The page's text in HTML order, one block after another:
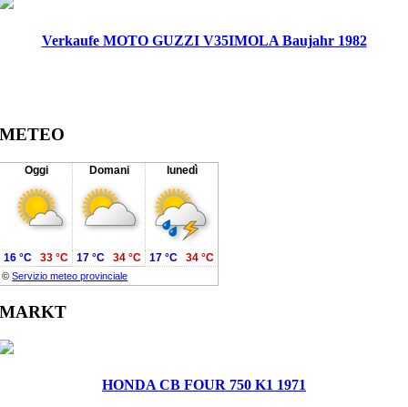
Verkaufe MOTO GUZZI V35IMOLA Baujahr 1982
METEO
Oggi Domani lunedì
©Servizio meteo provinciale
16 °C 33 °C 17 °C 34 °C 17 °C 34 °C
MARKT
HONDA CB FOUR 750 K1 1971